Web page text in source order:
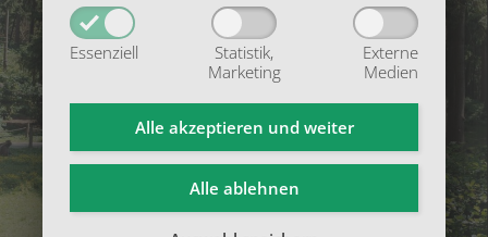
Essenziell
Statistik,
Marketing
Externe
Medien
Alle akzeptieren und weiter
Alle ablehnen